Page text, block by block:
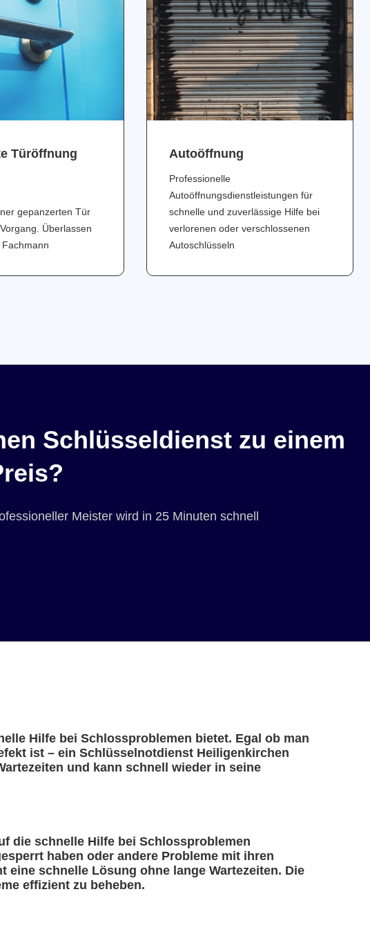
Türöffnung
gepanzerten Tür
Überlassen
Аutoöffnung
Professionelle
Autoöffnungsdienstleistungen für
schnelle und zuverlässige Hilfe bei
verlorenen oder verschlossenen
Autoschlüsseln
Schlüsseldienst zu einem
Meister wird in 25 Minuten schnell
Hilfe bei Schlossproblemen bietet. Egal ob man
ist – ein Schlüsselnotdienst Heiligenkirchen
und kann schnell wieder in seine
die schnelle Hilfe bei Schlossproblemen
haben oder andere Probleme mit ihren
schnelle Lösung ohne lange Wartezeiten. Die
effizient zu beheben.